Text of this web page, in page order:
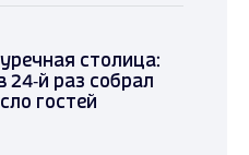
столица:
24‑й раз собрал
гостей